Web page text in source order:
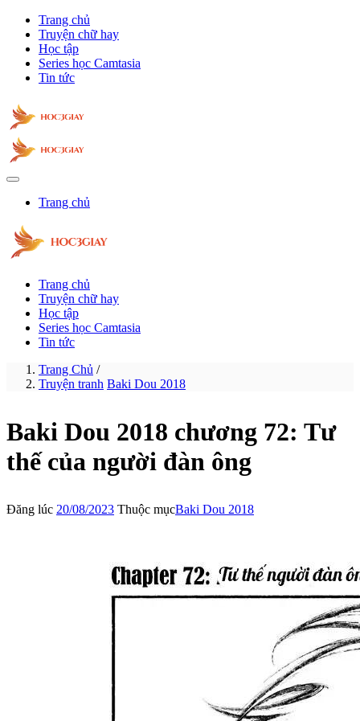
Trang chủ
Truyện chữ hay
Học tập
Series học Camtasia
Tin tức
Trang chủ
Trang chủ
Truyện chữ hay
Học tập
Series học Camtasia
Tin tức
Trang Chủ /
Truyện tranh Baki Dou 2018
Baki Dou 2018 chương 72: Tư
thế của người đàn ông
Đăng lúc 20/08/2023 Thuộc mụcBaki Dou 2018